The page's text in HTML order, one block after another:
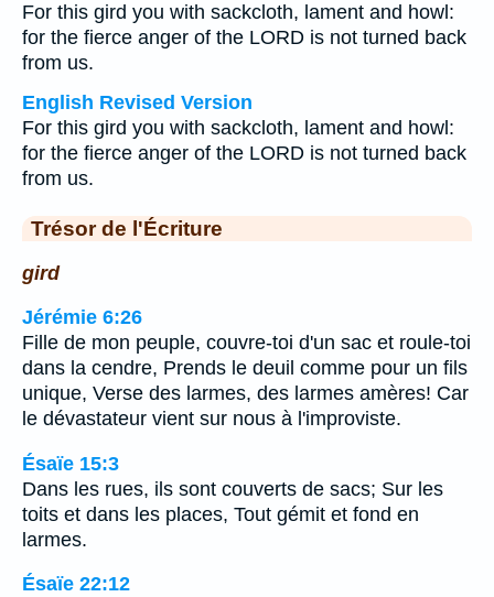
For this gird you with sackcloth, lament and howl:
for the fierce anger of the LORD is not turned back
from us.
English Revised Version
For this gird you with sackcloth, lament and howl:
for the fierce anger of the LORD is not turned back
from us.
Trésor de l'Écriture
gird
Jérémie 6:26
Fille de mon peuple, couvre-toi d'un sac et roule-toi
dans la cendre, Prends le deuil comme pour un fils
unique, Verse des larmes, des larmes amères! Car
le dévastateur vient sur nous à l'improviste.
Ésaïe 15:3
Dans les rues, ils sont couverts de sacs; Sur les
toits et dans les places, Tout gémit et fond en
larmes.
Ésaïe 22:12